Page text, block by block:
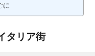
に
タリア街